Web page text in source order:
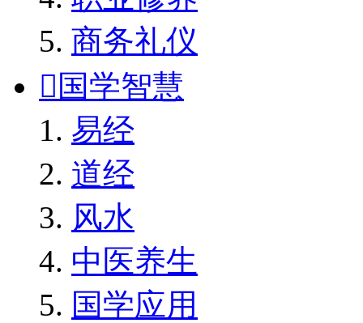
商务礼仪
国学智慧
易经
道经
风水
中医养生
国学应用